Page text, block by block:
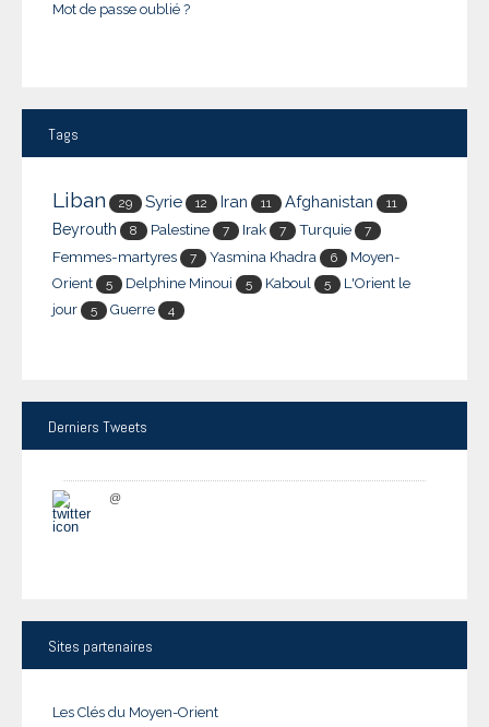
Mot de passe oublié ?
Tags
Liban 29 Syrie 12 Iran 11 Afghanistan 11
Beyrouth 8 Palestine 7 Irak 7 Turquie 7
Femmes-martyres 7 Yasmina Khadra 6
Moyen-
Orient
5 Delphine Minoui 5 Kaboul 5
L'Orient le
jour
5 Guerre 4
Derniers Tweets
@
Sites partenaires
Les Clés du Moyen-Orient